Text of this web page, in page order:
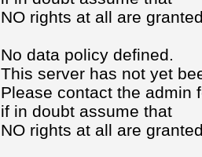
NO rights at all are
No data policy defined.
This server has not yet
Please contact the admin
if in doubt assume that
NO rights at all are